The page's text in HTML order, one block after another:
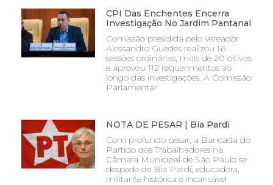
CPI Das Enchentes Encerra
Investigação No Jardim Pantanal
Comissão presidida pelo vereador
Alessandro Guedes realizou 16
sessões ordinárias, mais de 20 oitivas
e aprovou 112 requerimentos ao
longo das investigações. A Comissão
Parlamentar
NOTA DE PESAR | Bia Pardi
Com profundo pesar, a Bancada do
Partido dos Trabalhadores na
Câmara Municipal de São Paulo se
despede de Bia Pardi, educadora,
militante histórica e incansável